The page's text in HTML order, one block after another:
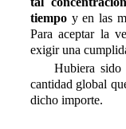
tiempo y en las
Para aceptar la
exigir una
Hubiera
cantidad global
dicho importe.